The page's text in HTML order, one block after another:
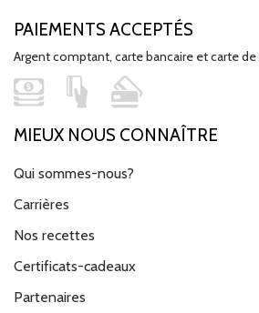
PAIEMENTS ACCEPTÉS
Argent comptant, carte bancaire et carte
MIEUX NOUS CONNAÎTRE
Qui sommes-nous?
Carrières
Nos recettes
Certificats-cadeaux
Partenaires